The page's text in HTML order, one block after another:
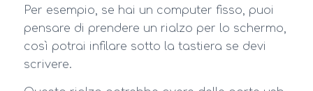
Per esempio, se hai un computer fisso, puoi
pensare di prendere un rialzo per lo schermo,
così potrai infilare sotto la tastiera se devi
scrivere.